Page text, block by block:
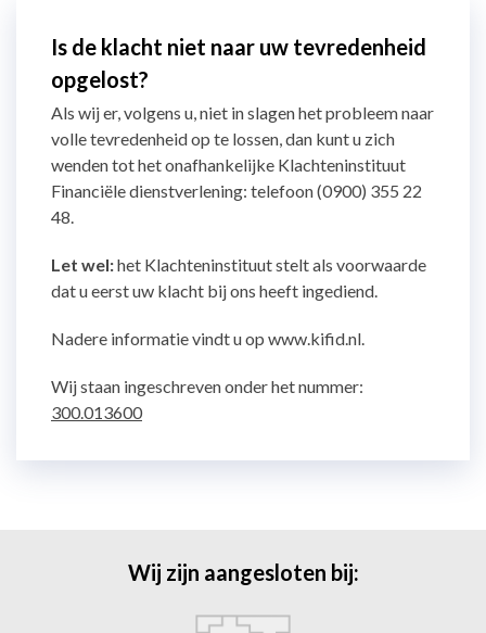
Is de klacht niet naar uw tevredenheid
opgelost?
Als wij er, volgens u, niet in slagen het probleem naar
volle tevredenheid op te lossen, dan kunt u zich
wenden tot het onafhankelijke Klachteninstituut
Financiële dienstverlening: telefoon (0900) 355 22
48.
Let wel:het Klachteninstituut stelt als voorwaarde
dat u eerst uw klacht bij ons heeft ingediend.
Nadere informatie vindt u op www.kifid.nl.
Wij staan ingeschreven onder het nummer:
300.013600
Wij zijn aangesloten bij: